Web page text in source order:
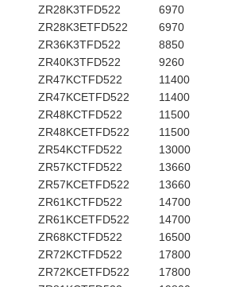
ZR28K3TFD522
6970
ZR28K3ETFD522
6970
ZR36K3TFD522
8850
ZR40K3TFD522
9260
ZR47KCTFD522
11400
ZR47KCETFD522
11400
ZR48KCTFD522
11500
ZR48KCETFD522
11500
ZR54KCTFD522
13000
ZR57KCTFD522
13660
ZR57KCETFD522
13660
ZR61KCTFD522
14700
ZR61KCETFD522
14700
ZR68KCTFD522
16500
ZR72KCTFD522
17800
ZR72KCETFD522
17800